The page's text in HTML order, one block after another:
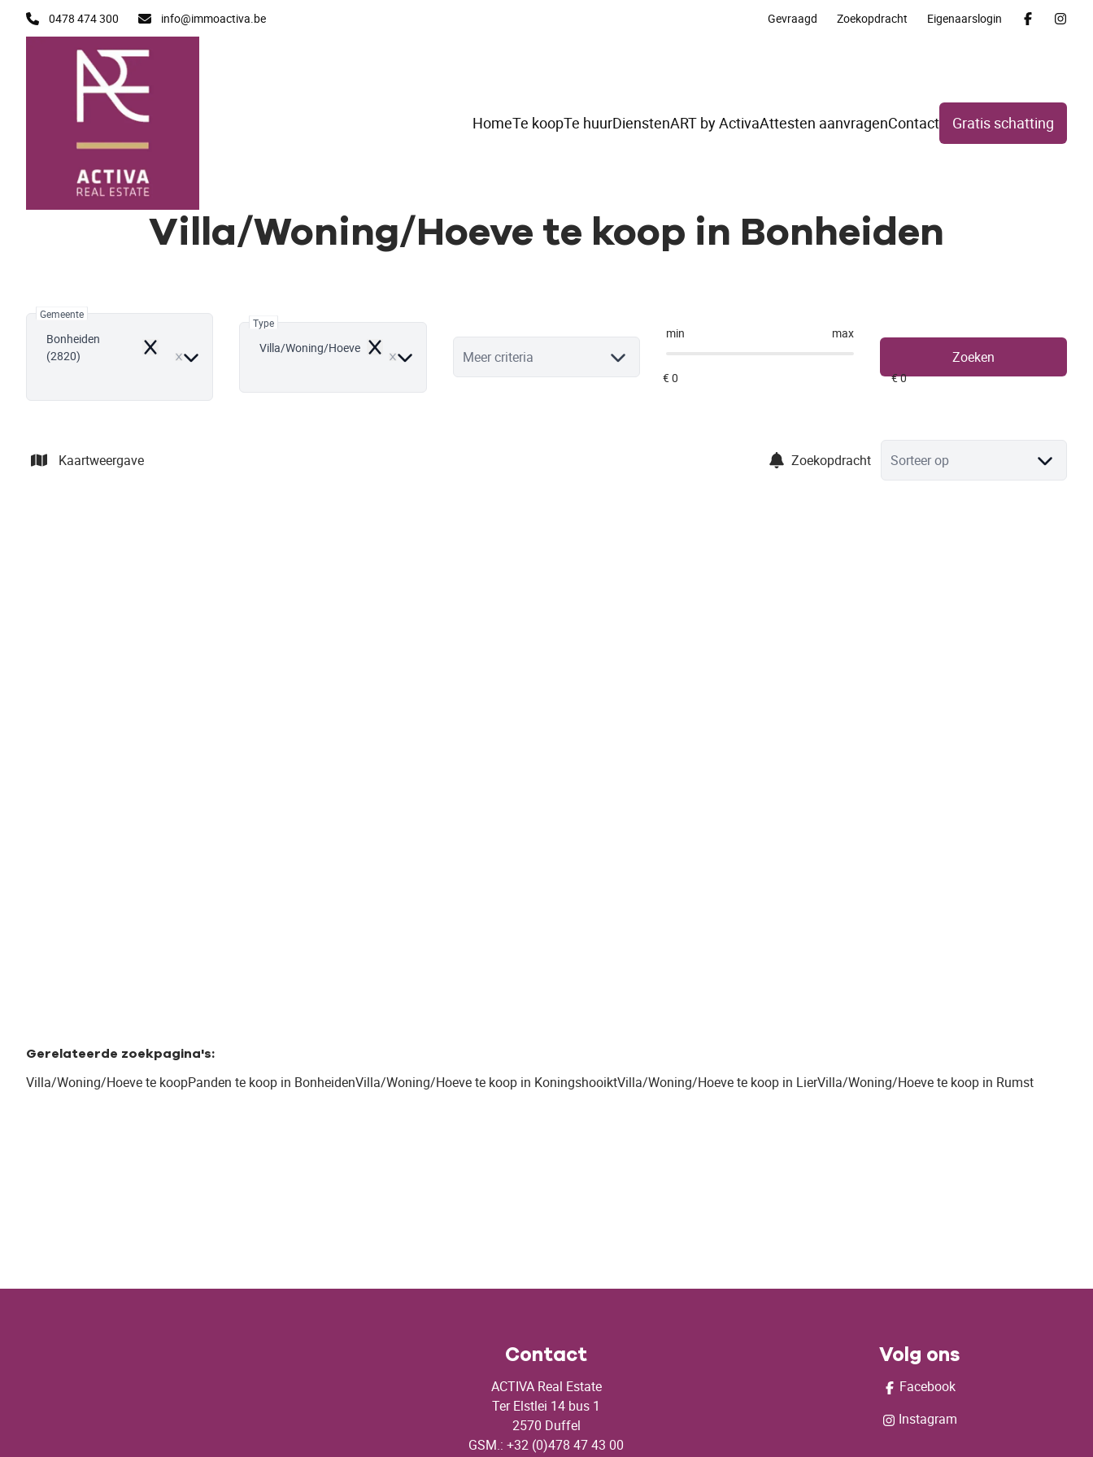
Ga naar hoofdinhoud
0478 474 300 info@immoactiva.be Gevraagd Zoekopdracht Eigenaarslogin
HomeTe koopTe huurDienstenART by ActivaAttesten aanvragenContact Gratis schatting
Villa/Woning/Hoeve te koop in Bonheiden
Gemeente
Bonheiden
(2820)
Remove
Type
Villa/Woning/Hoeve Remove Meer criteria
min max
Zoeken
Kaartweergave Zoekopdracht Sorteer op
Gerelateerde zoekpagina's:
Villa/Woning/Hoeve te koopPanden te koop in BonheidenVilla/Woning/Hoeve te koop in KoningshooiktVilla/Woning/Hoeve te koop in LierVilla/Woning/Hoeve te koop in Rumst
Contact
ACTIVA Real Estate
Ter Elstlei 14 bus 1
2570 Duffel
GSM.: +32 (0)478 47 43 00
Volg ons
Facebook
Instagram